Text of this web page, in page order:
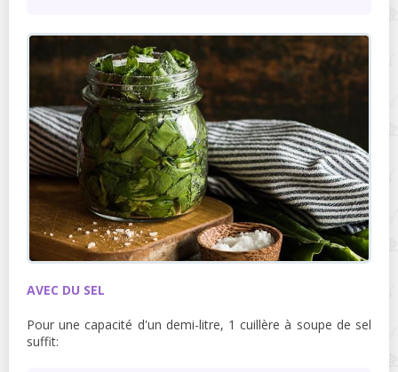
AVEC DU SEL
Pour une capacité d'un demi-litre, 1 cuillère à soupe de sel
suffit: